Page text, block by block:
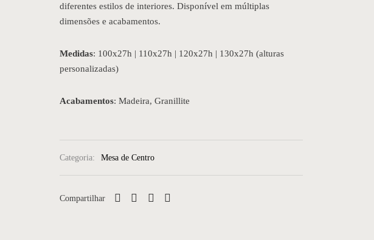
diferentes estilos de interiores. Disponível em múltiplas
dimensões e acabamentos.
Medidas: 100x27h | 110x27h | 120x27h | 130x27h (alturas
personalizadas)
Acabamentos: Madeira, Granillite
Categoria: Mesa de Centro
Compartilhar